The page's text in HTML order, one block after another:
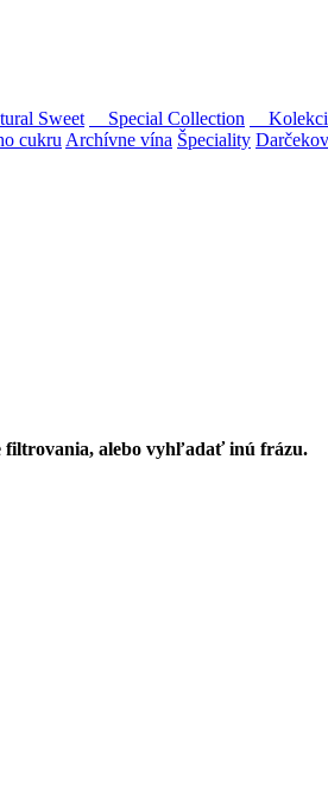
Sweet Special Collection
cukru Archívne vína Špeciality
z tokajských odrôd Furmint,
filtrovania, alebo vyhľadať inú frázu.